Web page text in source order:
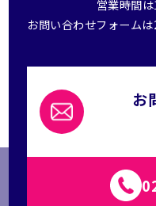
営業時間
お問い合わせフォーム
お